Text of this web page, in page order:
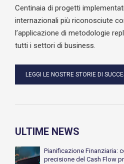
Centinaia di progetti
internazionali più riconosciute
l’applicazione di metodologie
tutti i settori di business.
LEGGI LE NOSTRE STORIE DI
ULTIME NEWS
Pianificazione Finanziaria:
precisione del Cash Flow